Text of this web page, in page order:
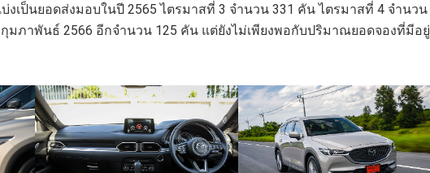
งเป็นยอดส่งมอบในปี 2565 ไตรมาสที่ 3 จำนวน 331 คัน ไตรมาสที่ 4 จำนวน
มภาพันธ์ 2566 อีกจำนวน 125 คัน แต่ยังไม่เพียงพอกับปริมาณยอดจองที่มีอยู่